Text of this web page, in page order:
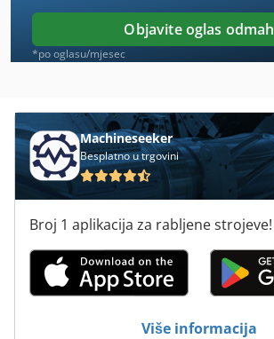
Avia Vmc 650
Avk
Avola
Awea Af-1460
Benzinger
Ilmetech
Kellenberger
Objavite oglas odmah
*po oglasu/mjesec
Machineseeker
Besplatno u trgovini
Broj 1 aplikacija za rabljene strojeve!
Više informacija